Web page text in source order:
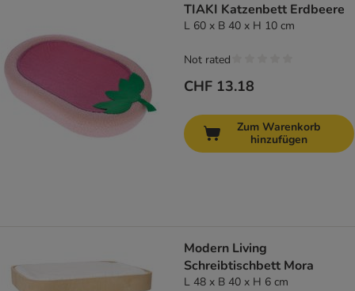
TIAKI Katzenbett Erdbeere
L 60 x B 40 x H 10 cm
CHF 13.18
Not rated
Zum Warenkorb
hinzufügen
Modern Living
Schreibtischbett Mora
L 48 x B 40 x H 6 cm